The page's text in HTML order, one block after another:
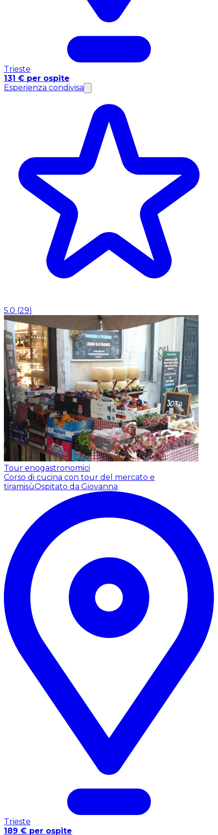
Trieste
131 € per ospite
Esperienza condivisa
5.0 (29)
Tour enogastronomici
Corso di cucina con tour del mercato e
tiramisùOspitato da Giovanna
Trieste
189 € per ospite